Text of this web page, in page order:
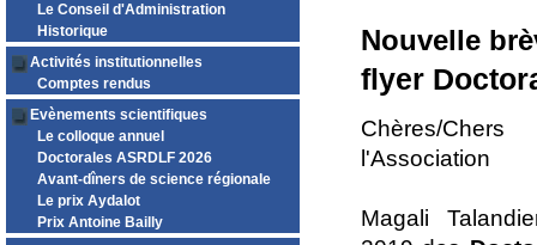
Le Conseil d'Administration
Historique
Activités institutionnelles
Comptes rendus
Evènements scientifiques
Le colloque annuel
Doctorales ASRDLF 2026
Avant-dîners de science régionale
Le prix Aydalot
Prix Antoine Bailly
Nouvelle
flyer
Chères/
l'Association
Magali